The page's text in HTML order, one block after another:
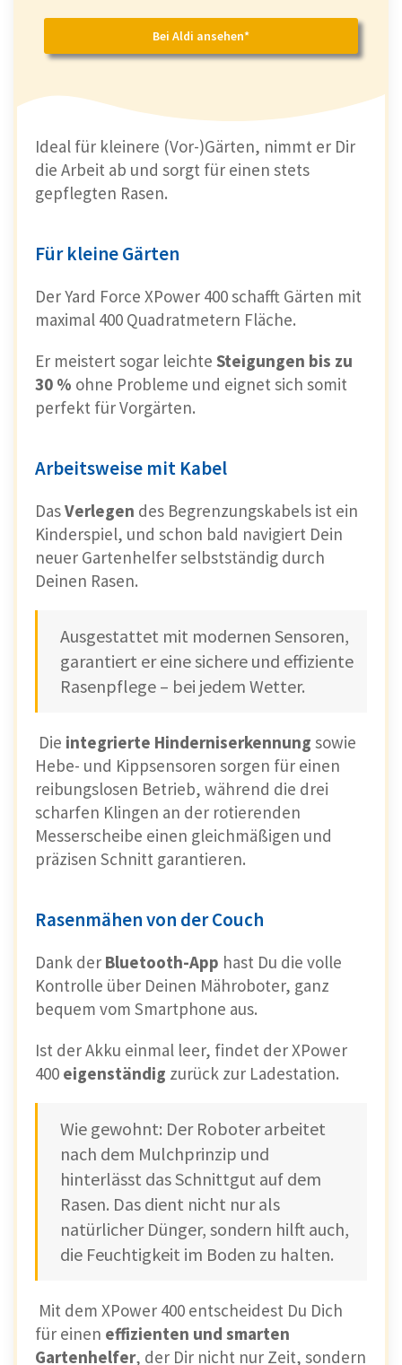
Bei Aldi ansehen*
Ideal für kleinere (Vor-)Gärten, nimmt er Dir
die Arbeit ab und sorgt für einen stets
gepflegten Rasen.
Für kleine Gärten
Der Yard Force XPower 400 schafft Gärten mit
maximal 400 Quadratmetern Fläche.
Er meistert sogar leichte Steigungen bis zu
30 % ohne Probleme und eignet sich somit
perfekt für Vorgärten.
Arbeitsweise mit Kabel
DasVerlegen des Begrenzungskabels ist ein
Kinderspiel, und schon bald navigiert Dein
neuer Gartenhelfer selbstständig durch
Deinen Rasen.
Ausgestattet mit modernen Sensoren,
garantiert er eine sichere und effiziente
Rasenpflege – bei jedem Wetter.
Die integrierte Hinderniserkennung sowie
Hebe- und Kippsensoren sorgen für einen
reibungslosen Betrieb, während die drei
scharfen Klingen an der rotierenden
Messerscheibe einen gleichmäßigen und
präzisen Schnitt garantieren.
Rasenmähen von der Couch
Dank der Bluetooth-App hast Du die volle
Kontrolle über Deinen Mähroboter, ganz
bequem vom Smartphone aus.
Ist der Akku einmal leer, findet der XPower
400 eigenständig zurück zur Ladestation.
Wie gewohnt: Der Roboter arbeitet
nach dem Mulchprinzip und
hinterlässt das Schnittgut auf dem
Rasen. Das dient nicht nur als
natürlicher Dünger, sondern hilft auch,
die Feuchtigkeit im Boden zu halten.
Mit dem XPower 400 entscheidest Du Dich
für einen effizienten und smarten
Gartenhelfer, der Dir nicht nur Zeit, sondern